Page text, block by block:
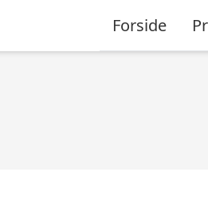
Forside